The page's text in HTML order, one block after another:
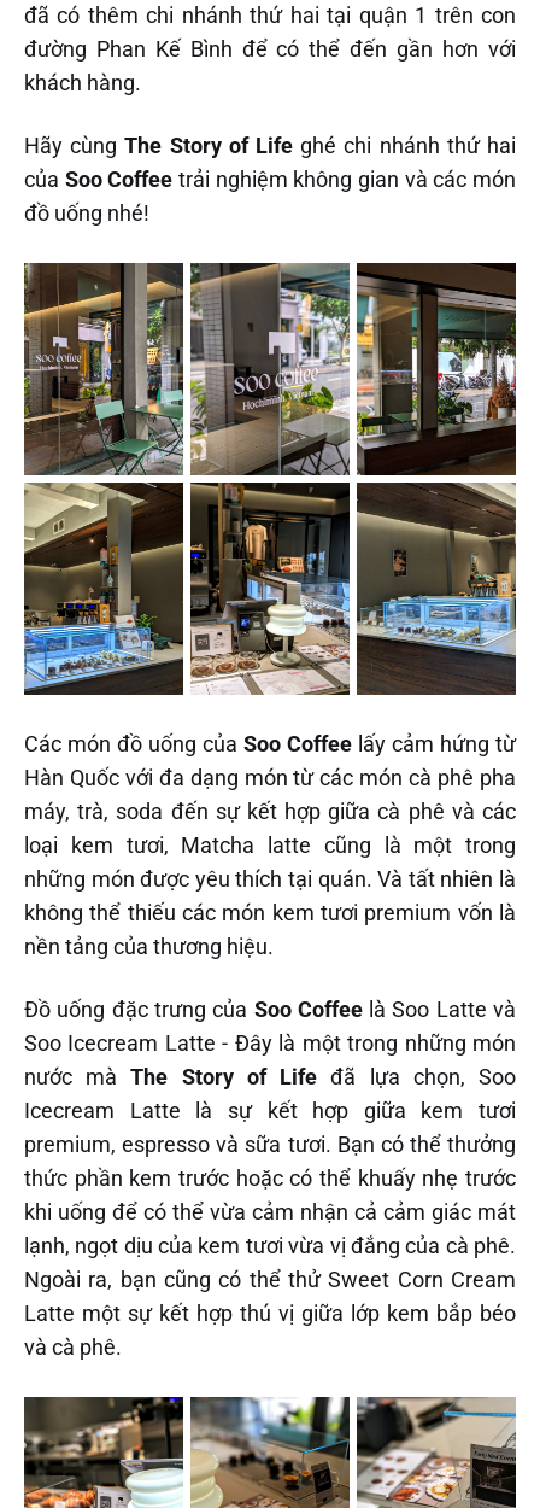
đã có thêm chi nhánh thứ hai tại quận 1 trên con
đường Phan Kế Bình để có thể đến gần hơn với
khách hàng.
Hãy cùngThe Story of Life ghé chi nhánh thứ hai
của Soo Coffee trải nghiệm không gian và các món
đồ uống nhé!
Các món đồ uống của Soo Coffee lấy cảm hứng từ
Hàn Quốc với đa dạng món từ các món cà phê pha
máy, trà, soda đến sự kết hợp giữa cà phê và các
loại kem tươi, Matcha latte cũng là một trong
những món được yêu thích tại quán. Và tất nhiên là
không thể thiếu các món kem tươi premium vốn là
nền tảng của thương hiệu.
Đồ uống đặc trưng của Soo Coffeelà Soo Latte và
Soo Icecream Latte - Đây là một trong những món
nước màThe Story of Life đã lựa chọn, Soo
Icecream Latte là sự kết hợp giữa kem tươi
premium, espresso và sữa tươi. Bạn có thể thưởng
thức phần kem trước hoặc có thể khuấy nhẹ trước
khi uống để có thể vừa cảm nhận cả cảm giác mát
lạnh, ngọt dịu của kem tươi vừa vị đắng của cà phê.
Ngoài ra, bạn cũng có thể thử Sweet Corn Cream
Latte một sự kết hợp thú vị giữa lớp kem bắp béo
và cà phê.